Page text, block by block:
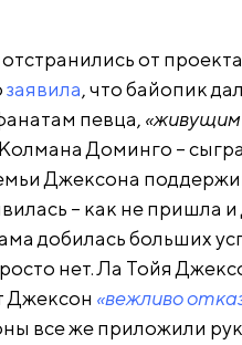
от
заявила, что байопик
певца,
Доминго –
Джексона
– как не пришла
добилась больших
нет. Ла Тойя
Джексон «вежливо
все же приложили